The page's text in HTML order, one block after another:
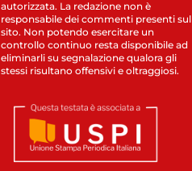
autorizzata. La redazione non è
responsabile dei commenti presenti sul
sito. Non potendo esercitare un
controllo continuo resta disponibile ad
eliminarli su segnalazione qualora gli
stessi risultano offensivi e oltraggiosi.